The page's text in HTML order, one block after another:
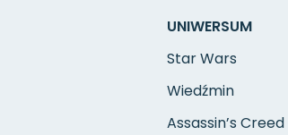
UNIWERSUM
Star Wars
Wiedźmin
Assassin’s Creed